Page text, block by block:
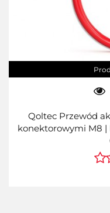
Qoltec Przewód
konektorowymi M8